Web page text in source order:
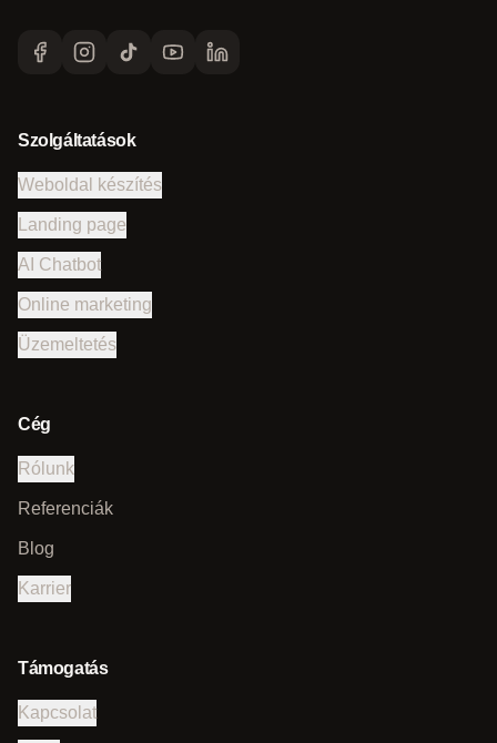
Szolgáltatások
Weboldal készítés
Landing page
AI Chatbot
Online marketing
Üzemeltetés
Cég
Rólunk
Referenciák
Blog
Karrier
Támogatás
Kapcsolat